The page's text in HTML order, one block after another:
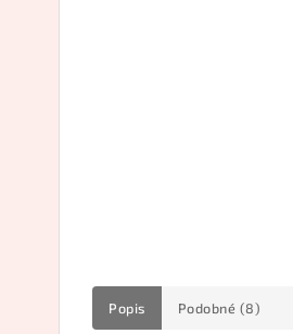
Popis Podobné (8)